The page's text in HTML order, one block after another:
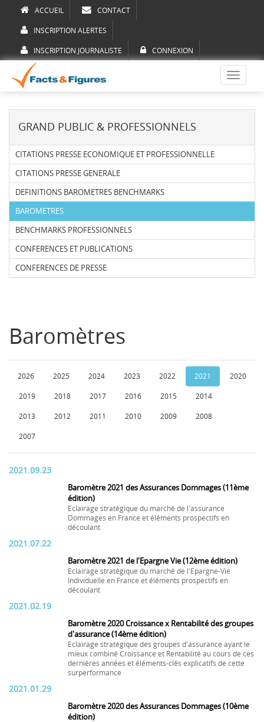
ACCUEIL CONTACT
INSCRIPTION ALERTES
INSCRIPTION JOURNALISTE CONNEXION
Toggle
GRAND PUBLIC & PROFESSIONNELS
CITATIONS PRESSE ECONOMIQUE ET PROFESSIONNELLE
CITATIONS PRESSE GENERALE
DEFINITIONS BAROMETRES BENCHMARKS
BAROMETRES
BENCHMARKS PROFESSIONNELS
CONFERENCES ET PUBLICATIONS
CONFERENCES DE PRESSE
Baromètres
2026 2025 2024 2023 2022 2021 2020
2019 2018 2017 2016 2015 2014
2013 2012 2011 2010 2009 2008
2007
2021.09.23
Baromètre 2021 des Assurances Dommages (11ème
édition)
Eclairage stratégique du marché de l'assurance
Dommages en France et éléments prospectifs en
découlant
2021.07.22
Baromètre 2021 de l'Epargne Vie (12ème édition)
Eclairage stratégique du marché de l'Epargne-Vie
Individuelle en France et éléments prospectifs en
découlant
2021.02.19
Baromètre 2020 Croissance x Rentabilité des groupes
d'assurance (14ème édition)
Eclairage stratégique des groupes d'assurance ayant le
mieux combiné Croissance et Rentabilité au cours de ces
dernières années et éléments-clés explicatifs de cette
surperformance
2021.01.29
Baromètre 2020 des Assurances Dommages (10ème
édition)